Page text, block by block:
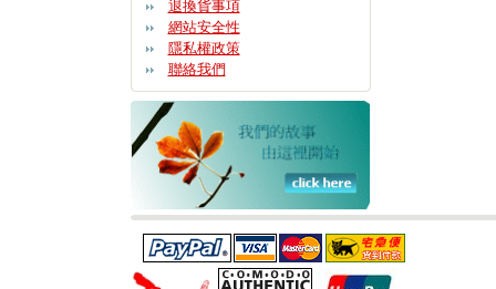
退換貨事項
網站安全性
隱私權政策
聯絡我們